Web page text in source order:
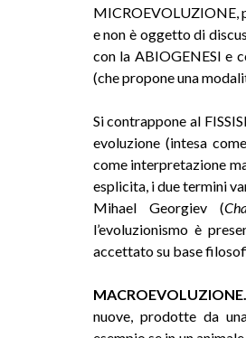
MICROEVOLUZIONE,
e non è oggetto di
con la ABIOGENESI e
(che propone una
Si contrappone al
evoluzione (intesa
come interpretazione
esplicita, i due termini
Mihael Georgiev (
l’evoluzionismo è
accettato su base
MACROEVOLUZIONE.
nuove, prodotte da